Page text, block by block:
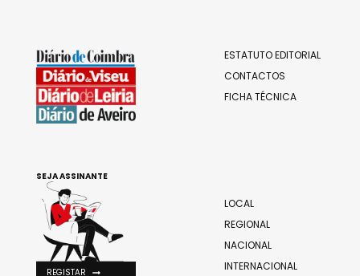
ESTATUTO EDITORIAL
CONTACTOS
FICHA TÉCNICA
LOCAL
REGIONAL
NACIONAL
INTERNACIONAL
SEJA ASSINANTE
REGISTAR